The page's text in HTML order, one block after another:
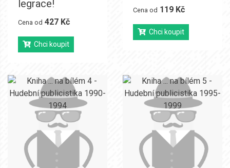
legrace!
Cena od 427 Kč
Chci koupit
Cena od 119 Kč
Chci koupit